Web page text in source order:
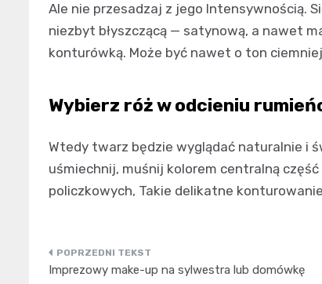
Ale nie przesadzaj z jego Intensywnością.
niezbyt błyszczącą — satynową, a nawet
konturówką. Może być nawet o ton
Wybierz róż w odcieniu
Wtedy twarz będzie wyglądać naturalnie i
uśmiechnij, muśnij kolorem centralną
policzkowych, Takie delikatne
Nawigacja
Imprezowy make-up na sylwestra lub domówkę